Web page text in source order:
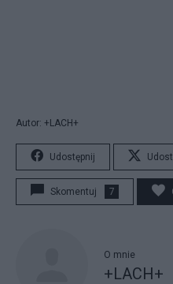
Autor: +LACH+
Udostępnij
Skomentuj 7
O mnie
+LACH+